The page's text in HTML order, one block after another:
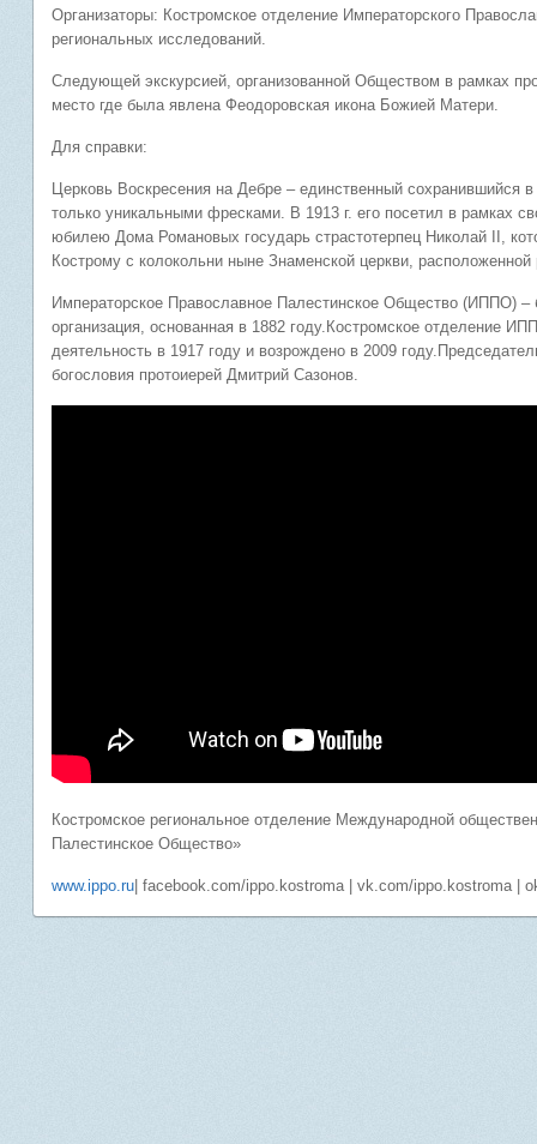
Организаторы: Костромское отделение Императорского
региональных исследований.
Следующей экскурсией, организованной Обществом в рамках
место где была явлена Феодоровская икона Божией Матери.
Для справки:
Церковь Воскресения на Дебре – единственный сохранившийся
только уникальными фресками. В 1913 г. его посетил в рамках
юбилею Дома Романовых государь страстотерпец Николай
,
Кострому с колокольни ныне Знаменской церкви,
Императорское Православное Палестинское Общество (ИППО) –
организация, основанная в 1882 году.Костромское отделение
деятельность в 1917 году и возрождено в 2009
богословия протоиерей Дмитрий Сазонов.
Костромское региональное отделение Международной
Палестинское Общество»
www.ippo.ru | facebook.com/ippo.kostroma | vk.com/ippo.kostroma |